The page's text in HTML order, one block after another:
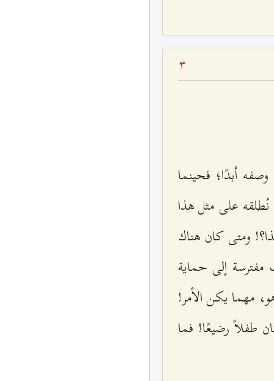
3
أبدًا؛ فحينما
على مثل هذا
ومتى كان هناك
إلى حماية
مهما يكن الأمر!
طفلاً رضيعًا! فما